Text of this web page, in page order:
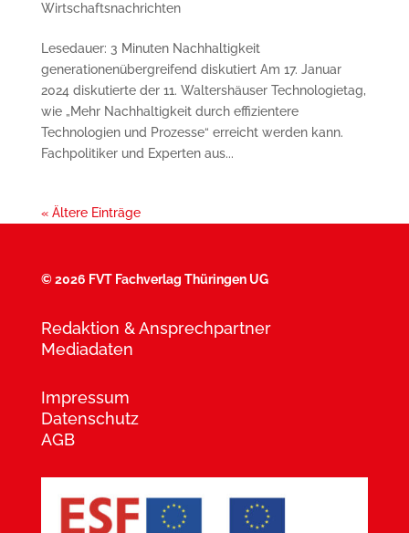
Wirtschaftsnachrichten
Lesedauer: 3 Minuten Nachhaltigkeit
generationenübergreifend diskutiert Am 17. Januar
2024 diskutierte der 11. Waltershäuser Technologietag,
wie „Mehr Nachhaltigkeit durch effizientere
Technologien und Prozesse“ erreicht werden kann.
Fachpolitiker und Experten aus...
« Ältere Einträge
©2026 FVT Fachverlag Thüringen UG
Redaktion & Ansprechpartner
Mediadaten
Impressum
Datenschutz
AGB